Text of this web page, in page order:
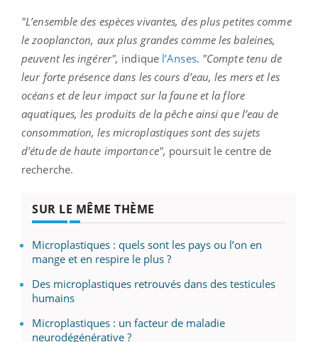
"L’ensemble des espèces vivantes, des plus petites comme
le zooplancton, aux plus grandes comme les baleines,
peuvent les ingérer", indique l’Anses. "Compte tenu de
leur forte présence dans les cours d’eau, les mers et les
océans et de leur impact sur la faune et la flore
aquatiques, les produits de la pêche ainsi que l’eau de
consommation, les microplastiques sont des sujets
d’étude de haute importance", poursuit le centre de
recherche.
SUR LE MÊME THÈME
Microplastiques : quels sont les pays ou l’on en
mange et en respire le plus ?
Des microplastiques retrouvés dans des testicules
humains
Microplastiques : un facteur de maladie
neurodégénérative ?